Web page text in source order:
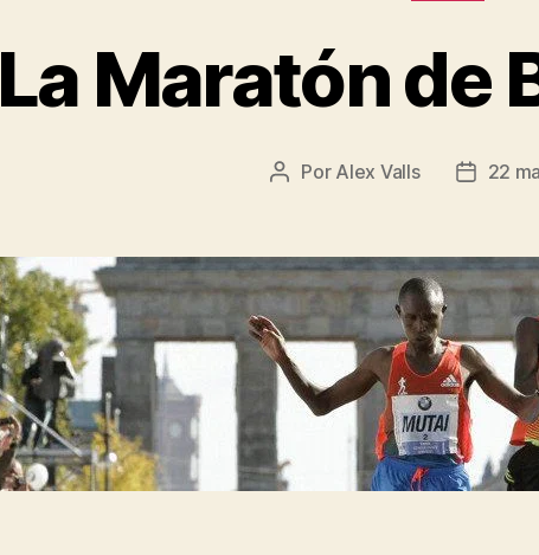
La Maratón de
Autor
entrada
Por Alex Valls
Fecha
entrada
22